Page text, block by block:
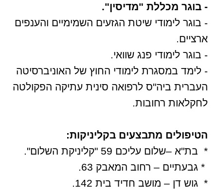
- בוגר מכללת "מדיסין".
- בוגר לימודי שיטת הגזעים השמימיים והענפים
ארציים.
- בוגר לימודי פנג שוואי.
- לימד במסגרת לימודי החוץ של האוניברסיטה
העברית ביה"ס לרפואה סינית עתיקה הפקולטה
לחקלאות רחובות.
הטיפולים מתבצעים בקליניקות:
* בת"א –שלום עליכם 59 "קליניקת השלום".
* גבעתיים – רחוב המאבק 63.
* גוש דן – מושב חדיד בית 142.